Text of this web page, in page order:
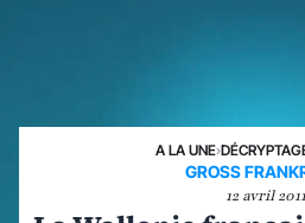
A LA UNE›
GROSS
12 avril 2011